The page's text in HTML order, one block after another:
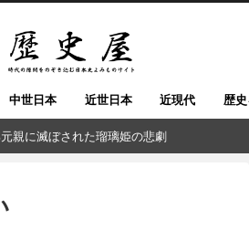
中世日本 近世日本 近現代 歴
親に滅ぼされた瑠璃姫の悲劇